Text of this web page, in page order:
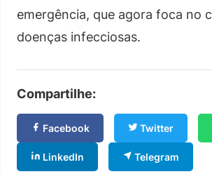
emergência, que agora foca no
doenças infecciosas.
Compartilhe:
Facebook Twitter
LinkedIn Telegram